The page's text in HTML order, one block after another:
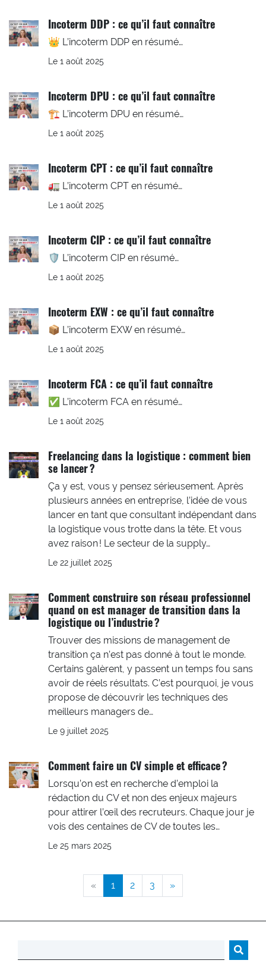
Incoterm DDP : ce qu’il faut connaître
👑 L’incoterm DDP en résumé…
Le 1 août 2025
Incoterm DPU : ce qu’il faut connaître
🏗️ L’incoterm DPU en résumé…
Le 1 août 2025
Incoterm CPT : ce qu’il faut connaître
🚛 L’incoterm CPT en résumé…
Le 1 août 2025
Incoterm CIP : ce qu’il faut connaître
🛡️ L’incoterm CIP en résumé…
Le 1 août 2025
Incoterm EXW : ce qu’il faut connaître
📦 L’incoterm EXW en résumé…
Le 1 août 2025
Incoterm FCA : ce qu’il faut connaître
✅ L’incoterm FCA en résumé…
Le 1 août 2025
Freelancing dans la logistique : comment bien
se lancer ?
Ça y est, vous y pensez sérieusement. Après
plusieurs années en entreprise, l’idée de vous
lancer en tant que consultant indépendant dans
la logistique vous trotte dans la tête. Et vous
avez raison ! Le secteur de la supply…
Le 22 juillet 2025
Comment construire son réseau professionnel
quand on est manager de transition dans la
logistique ou l’industrie ?
Trouver des missions de management de
transition ça n’est pas donné à tout le monde.
Certains galèrent, y passent un temps fou sans
avoir de réels résultats. C’est pourquoi, je vous
propose de découvrir les techniques des
meilleurs managers de…
Le 9 juillet 2025
Comment faire un CV simple et efficace ?
Lorsqu’on est en recherche d’emploi la
rédaction du CV et non des enjeux majeurs
pour attirer l’œil des recruteurs. Chaque jour je
vois des centaines de CV de toutes les…
Le 25 mars 2025
« 1 (Page courante)
2 3 »